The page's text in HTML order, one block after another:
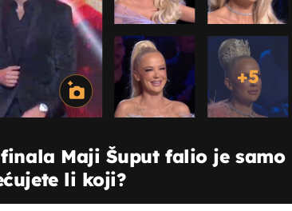
+5
Maji Šuput falio je samo
li koji?